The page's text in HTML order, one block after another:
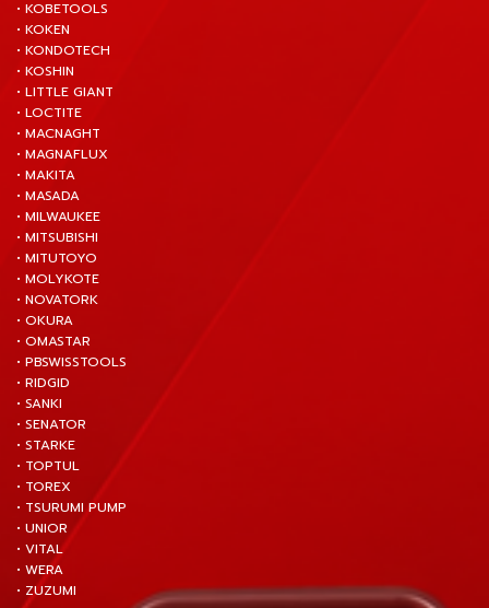
• KOBETOOLS
• KOKEN
• KONDOTECH
• KOSHIN
• LITTLE GIANT
• LOCTITE
• MACNAGHT
• MAGNAFLUX
• MAKITA
• MASADA
• MILWAUKEE
• MITSUBISHI
• MITUTOYO
• MOLYKOTE
• NOVATORK
• OKURA
• OMASTAR
• PBSWISSTOOLS
• RIDGID
• SANKI
• SENATOR
• STARKE
• TOPTUL
• TOREX
• TSURUMI PUMP
• UNIOR
• VITAL
• WERA
• ZUZUMI